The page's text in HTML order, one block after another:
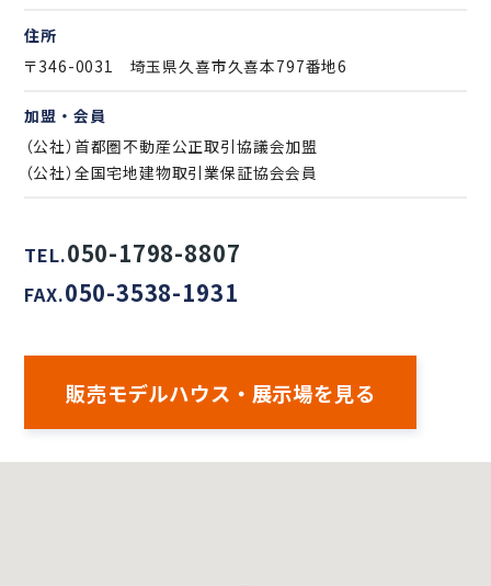
住所
〒346-0031 埼玉県久喜市久喜本797番地6
加盟・会員
（公社）首都圏不動産公正取引協議会加盟
（公社）全国宅地建物取引業保証協会会員
TEL.050-1798-8807
FAX.050-3538-1931
販売モデルハウス・展示場を見る